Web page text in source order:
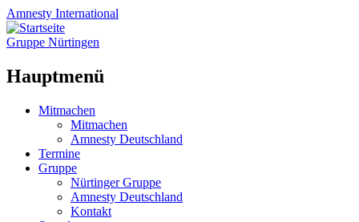
Amnesty International
Gruppe Nürtingen
Hauptmenü
Zum
Mitmachen
Mitmachen
Amnesty Deutschland
Termine
Gruppe
Nürtinger Gruppe
Amnesty Deutschland
Kontakt